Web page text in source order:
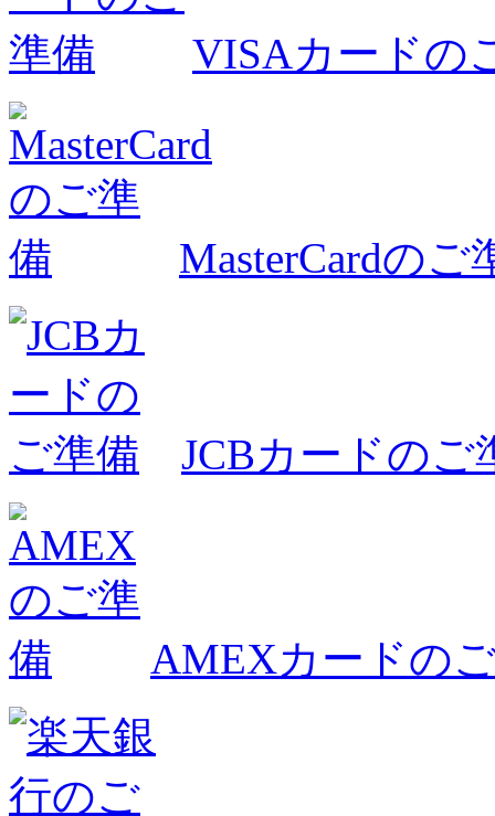
VISAカードの
MasterCardのご
JCBカードのご
AMEXカードの